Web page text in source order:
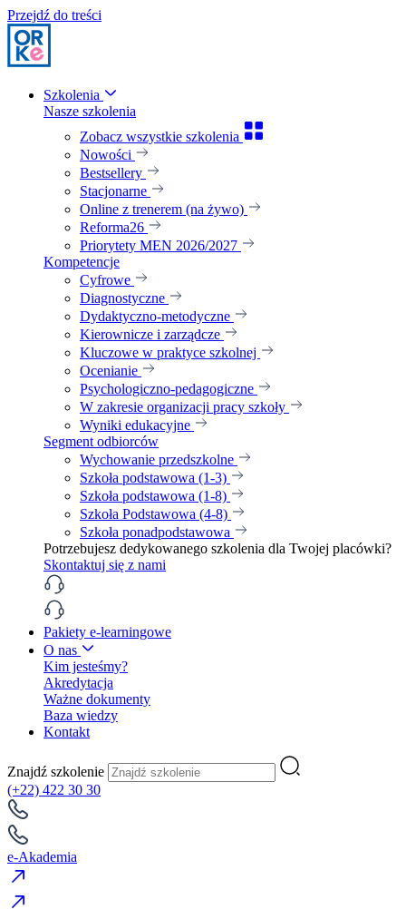
Przejdź do treści
Szkolenia
Nasze szkolenia
Zobacz wszystkie szkolenia
Nowości
Bestsellery
Stacjonarne
Online z trenerem (na żywo)
Reforma26
Priorytety MEN 2026/2027
Kompetencje
Cyfrowe
Diagnostyczne
Dydaktyczno-metodyczne
Kierownicze i zarządcze
Kluczowe w praktyce szkolnej
Ocenianie
Psychologiczno-pedagogiczne
W zakresie organizacji pracy szkoły
Wyniki edukacyjne
Segment odbiorców
Wychowanie przedszkolne
Szkoła podstawowa (1-3)
Szkoła podstawowa (1-8)
Szkoła Podstawowa (4-8)
Szkoła ponadpodstawowa
Potrzebujesz dedykowanego szkolenia dla Twojej placówki?
Skontaktuj się z nami
Pakiety e-learningowe
O nas
Kim jesteśmy?
Akredytacja
Ważne dokumenty
Baza wiedzy
Kontakt
Znajdź szkolenie
(+22) 422 30 30
e-Akademia